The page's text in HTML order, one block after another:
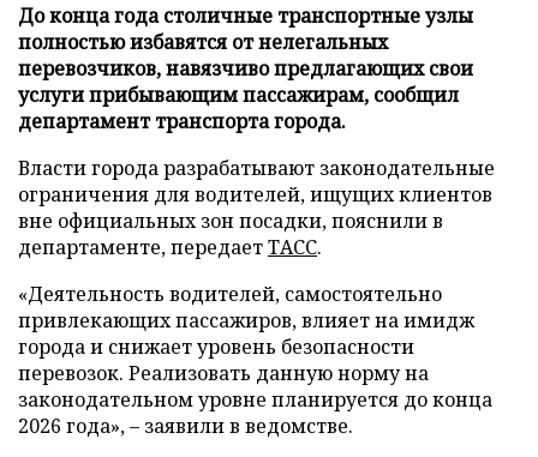
До конца года столичные транспортные узлы
полностью избавятся от нелегальных
перевозчиков, навязчиво предлагающих свои
услуги прибывающим пассажирам, сообщил
департамент транспорта города.
Власти города разрабатывают законодательные
ограничения для водителей, ищущих клиентов
вне официальных зон посадки, пояснили в
департаменте, передаетТАСС.
«Деятельность водителей, самостоятельно
привлекающих пассажиров, влияет на имидж
города и снижает уровень безопасности
перевозок. Реализовать данную норму на
законодательном уровне планируется до конца
2026 года», – заявили в ведомстве.